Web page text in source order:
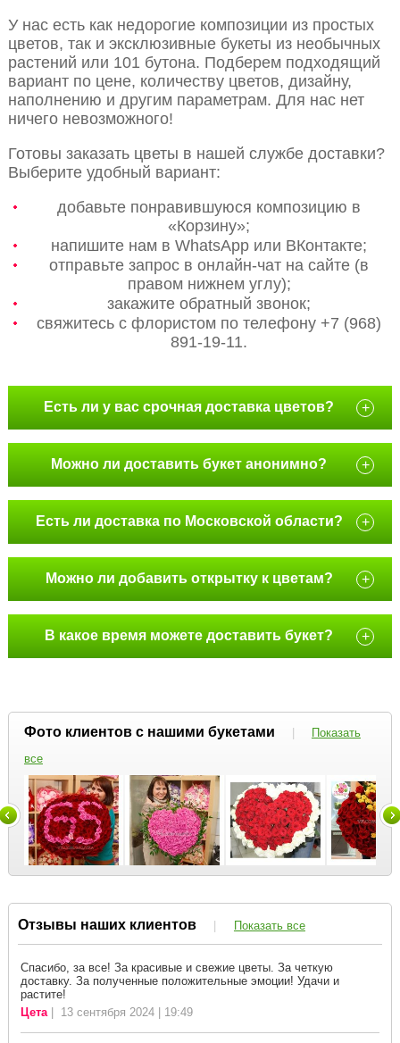
У нас есть как недорогие композиции из простых
цветов, так и эксклюзивные букеты из необычных
растений или 101 бутона. Подберем подходящий
вариант по цене, количеству цветов, дизайну,
наполнению и другим параметрам. Для нас нет
ничего невозможного!
Готовы заказать цветы в нашей службе доставки?
Выберите удобный вариант:
добавьте понравившуюся композицию в
«Корзину»;
напишите нам в WhatsApp или ВКонтакте;
отправьте запрос в онлайн-чат на сайте (в
правом нижнем углу);
закажите обратный звонок;
свяжитесь с флористом по телефону +7 (968)
891-19-11.
Есть ли у вас срочная доставка цветов? +
Можно ли доставить букет анонимно? +
Есть ли доставка по Московской области? +
Можно ли добавить открытку к цветам? +
В какое время можете доставить букет? +
Фото клиентов с нашими букетами |
Показать
все
Отзывы наших клиентов | Показать все
Спасибо, за все! За красивые и свежие цветы. За четкую
доставку. За полученные положительные эмоции! Удачи и
растите!
Цета| 13 сентября 2024 | 19:49